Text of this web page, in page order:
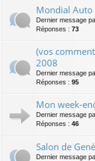
Mondial Auto
Dernier message
Réponses : 73
(vos
2008
Dernier message
Réponses : 95
Mon week-
Dernier message
Réponses : 46
Salon de
Dernier message